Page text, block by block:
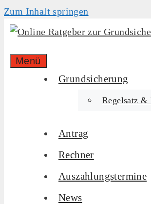
Zum Inhalt springen
Menü
Grundsicherung
Regelsatz &
Antrag
Rechner
Auszahlungstermine
News